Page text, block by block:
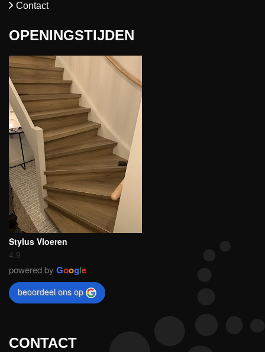
Contact
OPENINGSTIJDEN
Stylus Vloeren
4.9
powered by Google
beoordeel ons op
CONTACT